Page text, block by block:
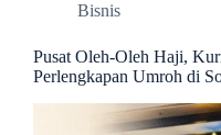
Bisnis
Pusat Oleh-Oleh Haji,
Perlengkapan Umroh di